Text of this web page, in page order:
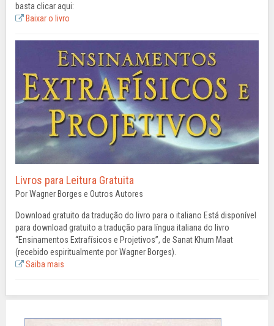
basta clicar aqui:
Baixar o livro
Livros para Leitura Gratuita
Por Wagner Borges e Outros Autores
Download gratuito da tradução do livro para o italiano Está disponível
para download gratuito a tradução para língua italiana do livro
“Ensinamentos Extrafísicos e Projetivos”, de Sanat Khum Maat
(recebido espiritualmente por Wagner Borges).
Saiba mais